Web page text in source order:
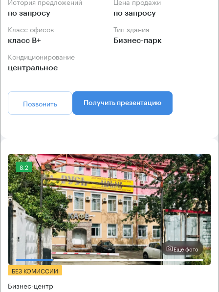
по запросу по запросу
Класс офисов
класс B+
Тип здания
Бизнес-парк
Кондиционирование
центральное
Позвонить Получить презентацию
8.2
Еще фото
БЕЗ КОМИССИИ
Бизнес-центр